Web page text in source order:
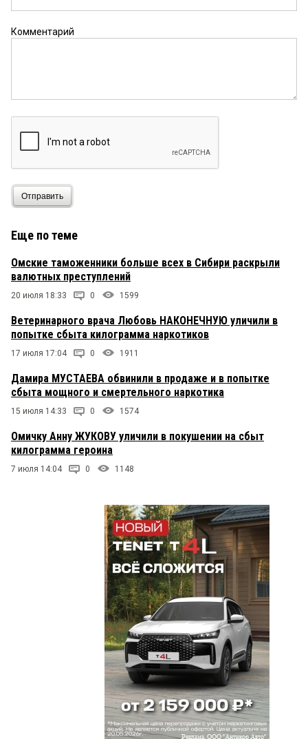
Комментарий
Отправить
Еще по теме
Омские таможенники больше всех в Сибири раскрыли
валютных преступлений
20 июля 18:33 0 1599
Ветеринарного врача Любовь НАКОНЕЧНУЮ уличили в
попытке сбыта килограмма наркотиков
17 июля 17:04 0 1911
Дамира МУСТАЕВА обвинили в продаже и в попытке
сбыта мощного и смертельного наркотика
15 июля 14:33 0 1574
Омичку Анну ЖУКОВУ уличили в покушении на сбыт
килограмма героина
7 июля 14:04 0 1148